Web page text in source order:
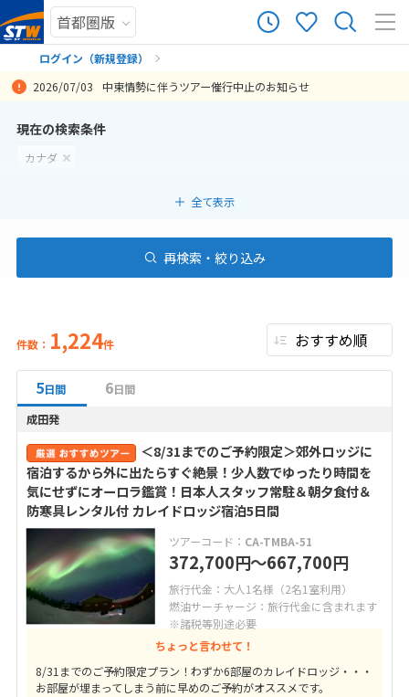
ログイン（新規登録）
2026/07/03 中東情勢に伴うツアー催行中止のお知らせ
現在の検索条件
カナダ
全て表示
再検索・絞り込み
件数： 1,224件
5日間 6日間
成田発
＜8/31までのご予約限定＞郊外ロッジに
宿泊するから外に出たらすぐ絶景！少人数でゆったり時間を
気にせずにオーロラ鑑賞！日本人スタッフ常駐＆朝夕食付＆
防寒具レンタル付 カレイドロッジ宿泊5日間
ツアーコード： CA-TMBA-51
372,700円〜667,700円
旅行代金：大人1名様（2名1室利用）
燃油サーチャージ：旅行代金に含まれます
※諸税等別途必要
ちょっと言わせて！
8/31までのご予約限定プラン！わずか6部屋のカレイドロッジ・・・
お部屋が埋まってしまう前に早めのご予約がオススメです。